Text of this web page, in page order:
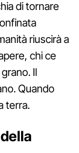
di tornare
riuscirà a
chi ce
Il
Quando
terra.